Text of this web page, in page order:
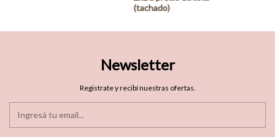
Newsletter
Registrate y recibí nuestras ofertas.